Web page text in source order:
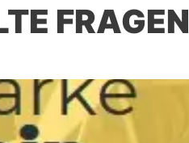
FRAGEN